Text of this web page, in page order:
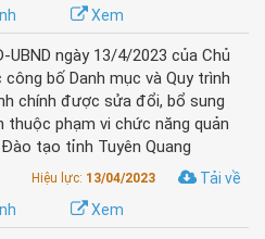
Xem
ngày 13/4/2023 của Chủ
bố Danh mục và Quy trình
chính được sửa đổi, bổ sung
thuộc phạm vi chức năng quản
tạo tỉnh Tuyên Quang
Hiệu lực: 13/04/2023
Tải về
Xem